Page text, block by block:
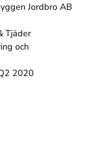
Jordbro AB
Tjäder
och
2020